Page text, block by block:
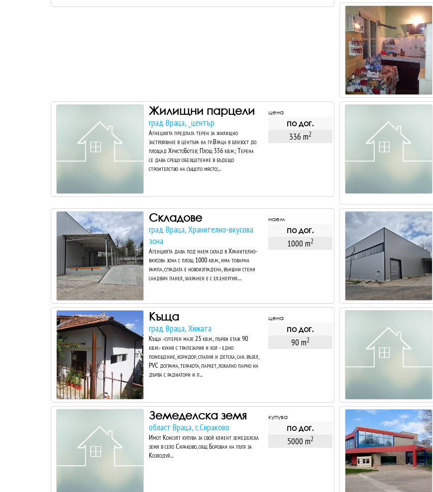
Жилищни парцели
град Враца, _център
Агнецията предлага терен за жилищно
застрояване в центъра на гр.Враца в близост до
площад ХристоБотев; Площ 336 кв.м.; Терена
се дава срещу обезщетение в бъдещо
строителство на същото място;...
цена
по дог.
336 m2
Складове
град Враца, Хранително-вкусова
зона
Агенцията дава под наем склад в Хранително-
вкусова зона с площ 1000 кв.м., има товарна
рампа, сградата е новоизградена, външни стени
сандвич панел, захранен е с ел.енергия....
наем
по дог.
1000 m2
Къща
град Враца, Хижата
Къща -сутерен мазе 25 кв.м., първи етаж 90
кв.м.- кухня с трапезария и хол - едно
помещение, коридор, спалня и детска, сан. възел,
PVC дограма, теракота, паркет, локално парно на
дърва с радиатори и п...
цена
по дог.
90 m2
Земеделска земя
област Враца, с.Сираково
Имот Консулт купува за свой клиент земеделска
земя в село Сираково, общ Борован на пътя за
Козлодуй...
купува
по дог.
5000 m2